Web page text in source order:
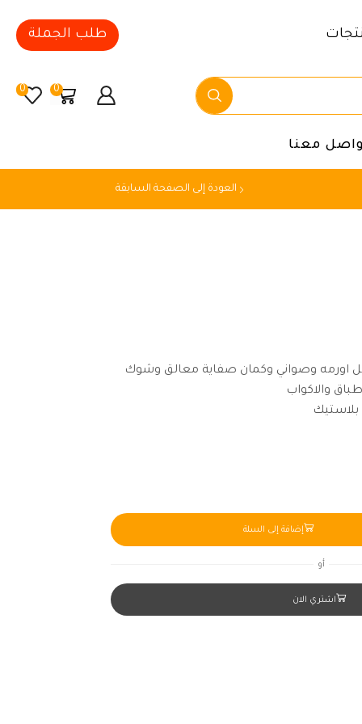
طلب الجملة
0
0
معنا
العودة إلى الصفحة السابقة
اورمه وصواني وكمان صفاية معالق وشوك
والاكواب
إضافة إلى السلة
أو
اشتري الان